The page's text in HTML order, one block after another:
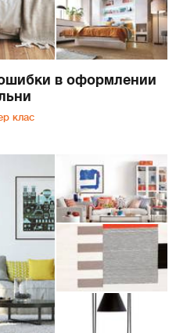
в оформлении
клас